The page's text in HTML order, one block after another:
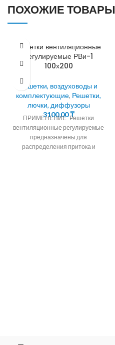
ПОХОЖИЕ ТОВАРЫ
Решетки вентиляционные
регулируемые РВи-1
100х200
Решетки, воздуховоды и
комплектующие, Решетки,
лючки, диффузоры
3100,00₸
ПРИМЕНЕНИЕ Решетки
вентиляционные регулируемые
предназначены для
распределения притока и